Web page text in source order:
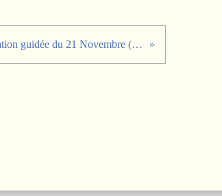
Méditation guidée du 21 Novembre (Terre d'Amour)